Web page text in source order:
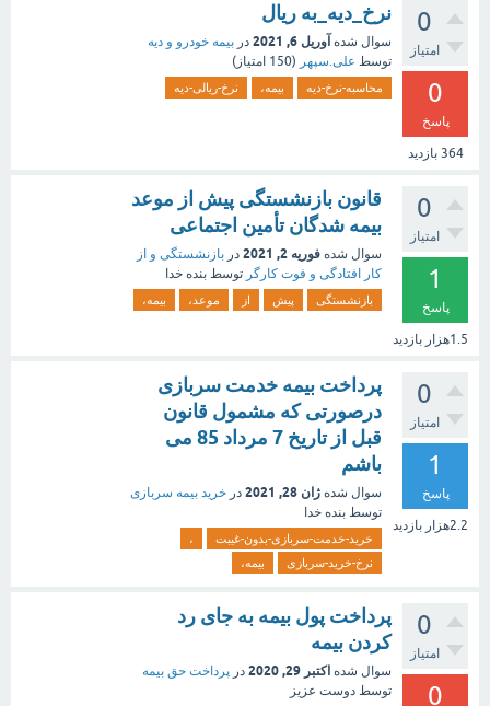
0
امتیاز
0
پاسخ
364 بازدید
نرخ_دیه_به ریال
سوال شده آوریل 6, 2021 در بیمه خودرو و دیه
توسط علی.سپهر (
150 امتیاز)
محاسبه-نرخ-دیه بیمه، نرخ-ریالی-دیه
0
امتیاز
1
پاسخ
1.5هزار بازدید
قانون بازنشستگی پیش از موعد
بیمه شدگان تأمین اجتماعی
سوال شده فوریه 2, 2021 در بازنشستگی و از
کار افتادگی و فوت کارگر توسط بنده خدا
بازنشستگی پیش از موعد، بیمه،
0
امتیاز
1
پاسخ
2.2هزار بازدید
پرداخت بیمه خدمت سربازی
درصورتی که مشمول قانون
قبل از تاریخ 7 مرداد 85 می
باشم
سوال شده ژان 28, 2021 در خرید بیمه سربازی
توسط بنده خدا
خرید-خدمت-سربازی-بدون-غیبت
،
نرخ-خرید-سربازی
بیمه،
0
امتیاز
0
پرداخت پول بیمه به جای رد
کردن بیمه
سوال شده اکتبر 29, 2020 در پرداخت حق بیمه
توسط دوست عزیز